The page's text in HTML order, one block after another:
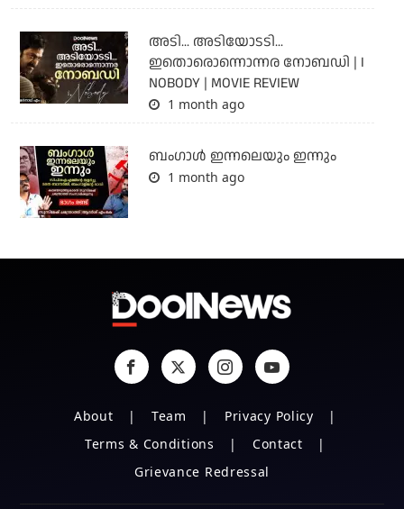
അടി... അടിയോടടി...
ഇതൊരൊന്നൊന്നര നോബഡി | I
NOBODY | MOVIE REVIEW
1 month ago
ബംഗാള്‍ ഇന്നലെയും ഇന്നും
1 month ago
About Team
Privacy Policy
Terms & Conditions
Contact
Grievance Redressal